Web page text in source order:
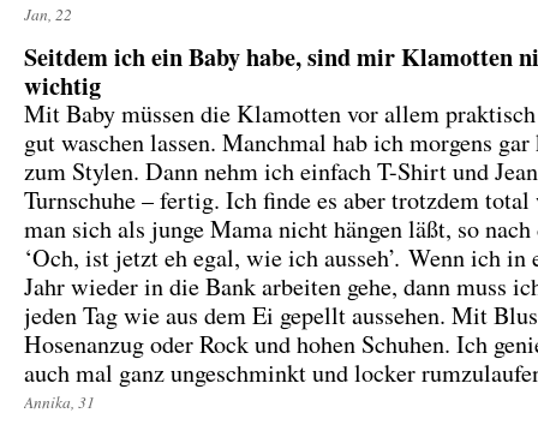
Jan, 22
Seitdem ich ein Baby habe, sind mir Klamotten
wichtig
Mit Baby müssen die Klamotten vor allem
gut waschen lassen. Manchmal hab ich morgens
zum Stylen. Dann nehm ich einfach T-Shirt und
Turnschuhe – fertig. Ich finde es aber trotzdem
man sich als junge Mama nicht hängen läßt, so
‘Och, ist jetzt eh egal, wie ich ausseh’. Wenn ich in
Jahr wieder in die Bank arbeiten gehe, dann muss
jeden Tag wie aus dem Ei gepellt aussehen. Mit
Hosenanzug oder Rock und hohen Schuhen. Ich
auch mal ganz ungeschminkt und locker
Annika, 31